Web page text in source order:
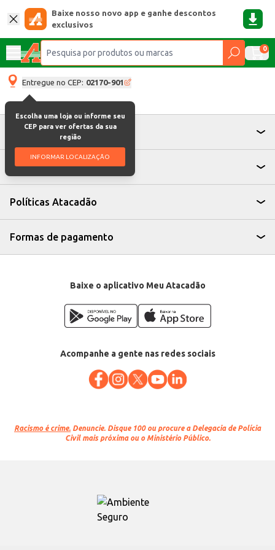
Baixe nosso novo app e ganhe descontos
exclusivos
0
Entregue no CEP: 02170-901
Escolha uma loja ou informe seu
CEP para ver ofertas da sua
região
INFORMAR LOCALIZAÇÃO
Atendimento
Institucional
Políticas Atacadão
Formas de pagamento
Baixe o aplicativo Meu Atacadão
Acompanhe a gente nas redes sociais
Racismo é crime. Denuncie. Disque 100 ou procure a Delegacia de Polícia
Civil mais próxima ou o Ministério Público.